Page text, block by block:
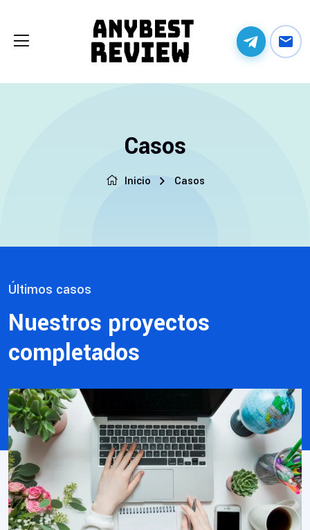
Casos
Inicio Casos
Últimos casos
Nuestros proyectos
completados